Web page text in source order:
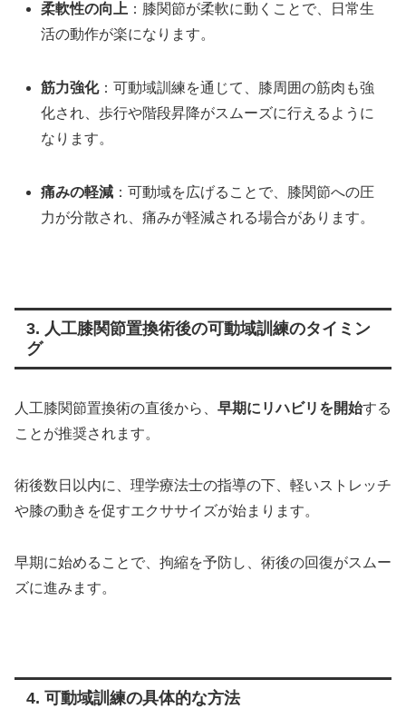
柔軟性の向上 ：膝関節が柔軟に動くことで、日常生
活の動作が楽になります。
筋力強化：可動域訓練を通じて、膝周囲の筋肉も強
化され、歩行や階段昇降がスムーズに行えるように
なります。
痛みの軽減 ：可動域を広げることで、膝関節への圧
力が分散され、痛みが軽減される場合があります。
3. 人工膝関節置換術後の可動域訓練のタイミン
グ
人工膝関節置換術の直後から、 早期にリハビリを開始する
ことが推奨されます。
術後数日以内に、理学療法士の指導の下、軽いストレッチ
や膝の動きを促すエクササイズが始まります。
早期に始めることで、拘縮を予防し、術後の回復がスムー
ズに進みます。
4. 可動域訓練の具体的な方法